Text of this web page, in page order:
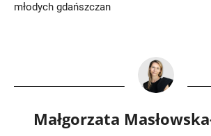
młodych gdańszczan
Małgorzata